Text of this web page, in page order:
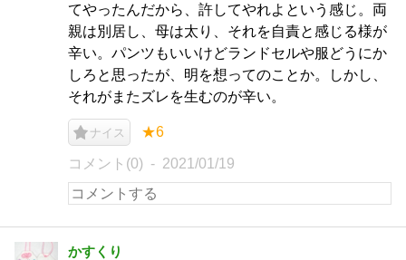
てやったんだから、許してやれよという感じ。両
親は別居し、母は太り、それを自責と感じる様が
辛い。パンツもいいけどランドセルや服どうにか
しろと思ったが、明を想ってのことか。しかし、
それがまたズレを生むのが辛い。
ナイス ★6
コメント(0) 2021/01/19
かすくり